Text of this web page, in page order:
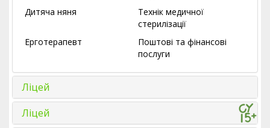
Дитяча няня
Технік медичної
стерилізації
Ерготерапевт
Поштові та фінансові
послуги
Ліцей
Ліцей